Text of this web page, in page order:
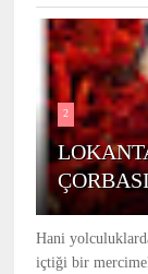
2
Hani
içtiği bir